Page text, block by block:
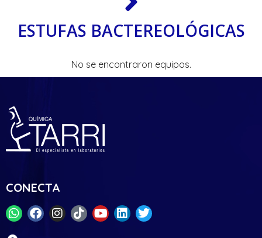
ESTUFAS BACTEREOLÓGICAS
No se encontraron equipos.
CONECTA